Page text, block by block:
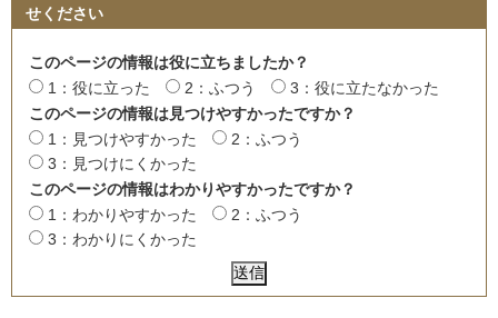
せください
このページの情報は役に立ちましたか？
1：役に立った
2：ふつう
3：役に立たなかった
このページの情報は見つけやすかったですか？
1：見つけやすかった
2：ふつう
3：見つけにくかった
このページの情報はわかりやすかったですか？
1：わかりやすかった
2：ふつう
3：わかりにくかった